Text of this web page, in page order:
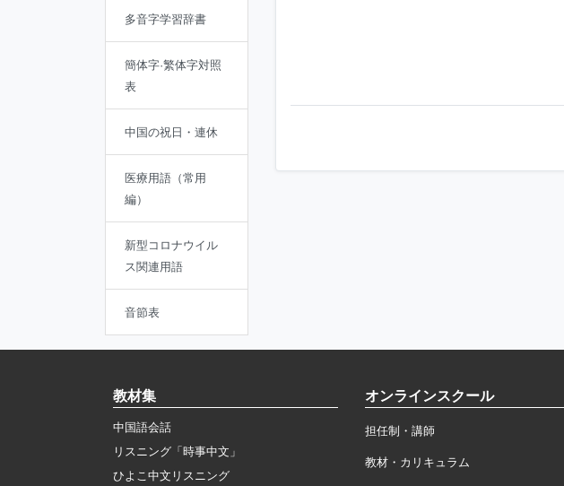
多音字学習辞書
簡体字·繁体字対照
表
中国の祝日・連休
医療用語（常用
編）
新型コロナウイル
ス関連用語
音節表
教材集
中国語会話
リスニング「時事中文」
ひよこ中文リスニング
オンラインスクール
担任制・講師
教材・カリキュラム